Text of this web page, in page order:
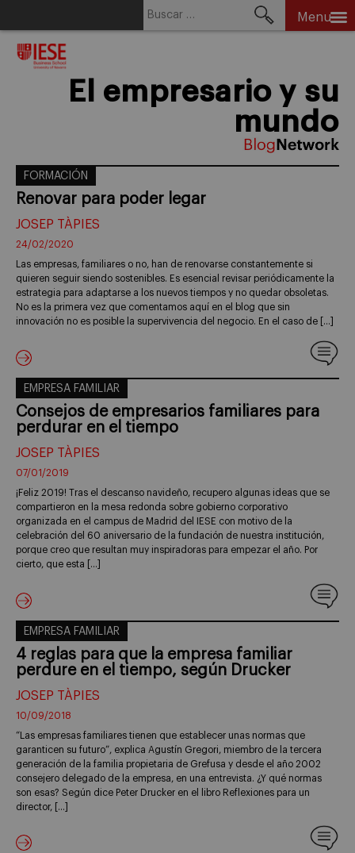
Menu
El empresario y su
mundo
FORMACIÓN
Renovar para poder legar
JOSEP TÀPIES
24/02/2020
Las empresas, familiares o no, han de renovarse constantemente si
quieren seguir siendo sostenibles. Es esencial revisar periódicamente la
estrategia para adaptarse a los nuevos tiempos y no quedar obsoletas.
No es la primera vez que comentamos aquí en el blog que sin
innovación no es posible la supervivencia del negocio. En el caso de […]
EMPRESA FAMILIAR
Consejos de empresarios familiares para
perdurar en el tiempo
JOSEP TÀPIES
07/01/2019
¡Feliz 2019! Tras el descanso navideño, recupero algunas ideas que se
compartieron en la mesa redonda sobre gobierno corporativo
organizada en el campus de Madrid del IESE con motivo de la
celebración del 60 aniversario de la fundación de nuestra institución,
porque creo que resultan muy inspiradoras para empezar el año. Por
cierto, que esta […]
EMPRESA FAMILIAR
4 reglas para que la empresa familiar
perdure en el tiempo, según Drucker
JOSEP TÀPIES
10/09/2018
“Las empresas familiares tienen que establecer unas normas que
garanticen su futuro”, explica Agustín Gregori, miembro de la tercera
generación de la familia propietaria de Grefusa y desde el año 2002
consejero delegado de la empresa, en una entrevista. ¿Y qué normas
son esas? Según dice Peter Drucker en el libro Reflexiones para un
director, […]